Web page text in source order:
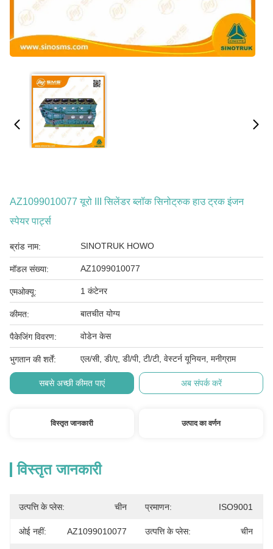
AZ1099010077 यूरो III सिलेंडर ब्लॉक सिनोट्रुक हाउ ट्रक इंजन
स्पेयर पार्ट्स
ब्रांड नाम: SINOTRUK HOWO
मॉडल संख्या: AZ1099010077
एमओक्यू: 1 कंटेनर
कीमत: बातचीत योग्य
पैकेजिंग विवरण: वोडेन केस
भुगतान की शर्तें: एल/सी, डी/ए, डी/पी, टी/टी, वेस्टर्न यूनियन, मनीग्राम
सबसे अच्छी कीमत पाएं अब संपर्क करें
विस्तृत जानकारी उत्पाद का वर्णन
विस्तृत जानकारी
उत्पत्ति के प्लेस: चीन प्रमाणन: ISO9001
ओई नहीं: AZ1099010077 उत्पत्ति के प्लेस: चीन